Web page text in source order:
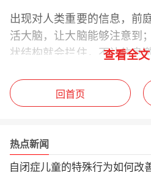
出现对人类重要的信息，前
活大脑，让大脑能够注意到
状结构就会拦住，不让信息
构在起作用。很多自闭症儿
出现无精打采，注意力不集
散。
三、姿势不协调
查看全文
回首页
热点新闻
自闭症儿童的特殊行为如何改